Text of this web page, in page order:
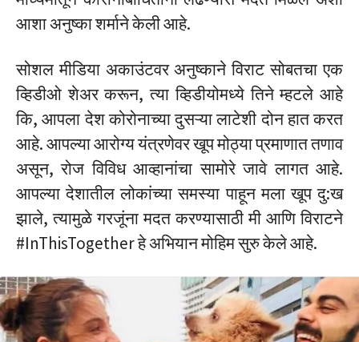
आशा अनुष्का शर्माने केली आहे.
सोशल मीडिया अकाउंटवर अनुष्काने विराट सोबतचा एक
व्हिडीओ शेअर करून, त्या व्हिडीयोमध्ये तिने म्हटले आहे
कि, आपला देश कोरोनाच्या दुसऱ्या लाटेशी दोन हात करत
आहे. आपल्या आरोग्य यंत्रणेवर खूप मोठ्या प्रमाणात तणाव
असून, रोज विविध आव्हानांचा सामोरे जावे लागत आहे.
आपल्या देशातील लोकांच्या समस्या पाहून मला खूप दु:ख
झाले, त्यामुळे गरजूंना मदत करण्यासाठी मी आणि विराटने
#InThisTogether हे अभियान मोहिम सुरु केले आहे.